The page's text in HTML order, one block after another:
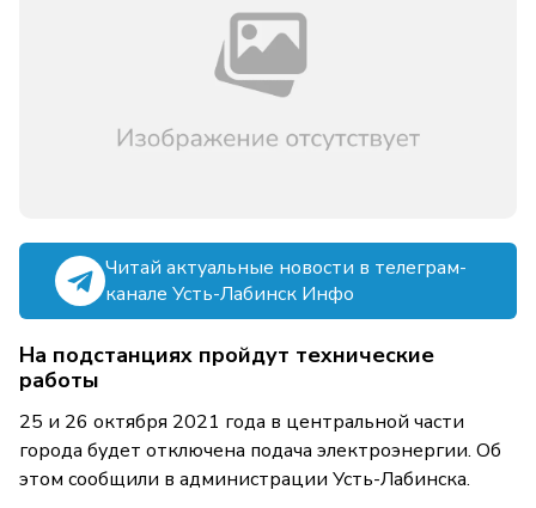
Читай актуальные новости в телеграм-
канале Усть-Лабинск Инфо
На подстанциях пройдут технические
работы
25 и 26 октября 2021 года в центральной части
города будет отключена подача электроэнергии. Об
этом сообщили в администрации Усть-Лабинска.